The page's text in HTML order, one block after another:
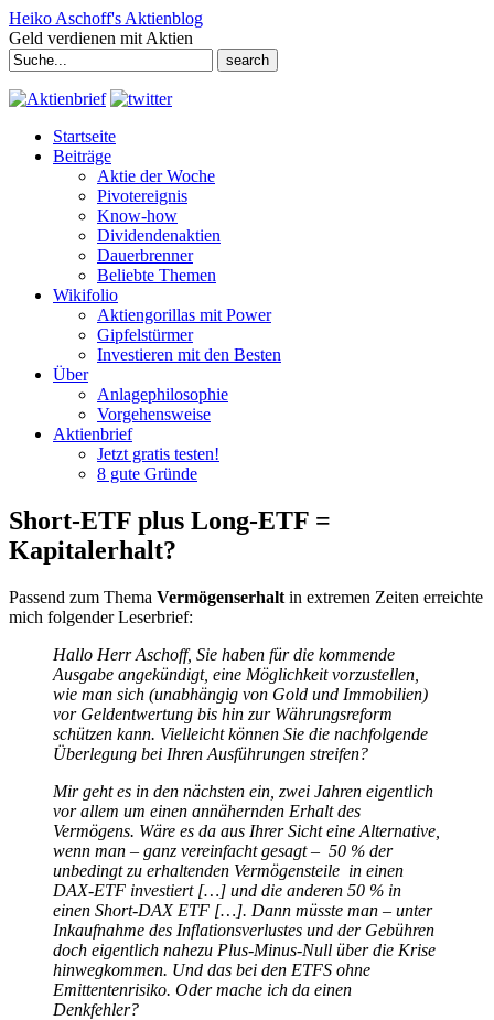
Heiko Aschoff's Aktienblog
Geld verdienen mit Aktien
Search
for:
Startseite
Beiträge
Aktie der Woche
Pivotereignis
Know-how
Dividendenaktien
Dauerbrenner
Beliebte Themen
Wikifolio
Aktiengorillas mit Power
Gipfelstürmer
Investieren mit den Besten
Über
Anlagephilosophie
Vorgehensweise
Aktienbrief
Jetzt gratis testen!
8 gute Gründe
Short-ETF plus Long-ETF =
Kapitalerhalt?
Passend zum Thema Vermögenserhalt in extremen Zeiten erreichte
mich folgender Leserbrief:
Hallo Herr Aschoff, Sie haben für die kommende
Ausgabe angekündigt, eine Möglichkeit vorzustellen,
wie man sich (unabhängig von Gold und Immobilien)
vor Geldentwertung bis hin zur Währungsreform
schützen kann. Vielleicht können Sie die nachfolgende
Überlegung bei Ihren Ausführungen streifen?
Mir geht es in den nächsten ein, zwei Jahren eigentlich
vor allem um einen annähernden Erhalt des
Vermögens. Wäre es da aus Ihrer Sicht eine Alternative,
wenn man – ganz vereinfacht gesagt – 50 % der
unbedingt zu erhaltenden Vermögensteile in einen
DAX-ETF investiert […] und die anderen 50 % in
einen Short-DAX ETF […]. Dann müsste man – unter
Inkaufnahme des Inflationsverlustes und der Gebühren
doch eigentlich nahezu Plus-Minus-Null über die Krise
hinwegkommen. Und das bei den ETFS ohne
Emittentenrisiko. Oder mache ich da einen
Denkfehler?